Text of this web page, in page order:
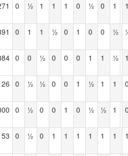
0 ½ 1 1 1 0 ½ 0 1
0 1 1 ½ 0 1 0 0 ½
0 0 ½ 0 0 0 1 1 ½
0 ½ ½ 0 0 1 ½ 1 1
0 ½ 0 0 1 0 ½ ½ 1
0 ½ 0 1 1 1 1 1 1